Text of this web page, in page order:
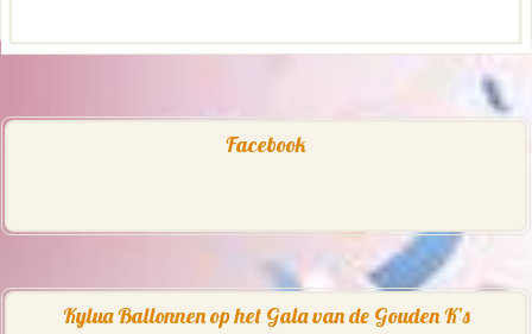
Facebook
Kylua Ballonnen op het Gala van de Gouden K’s